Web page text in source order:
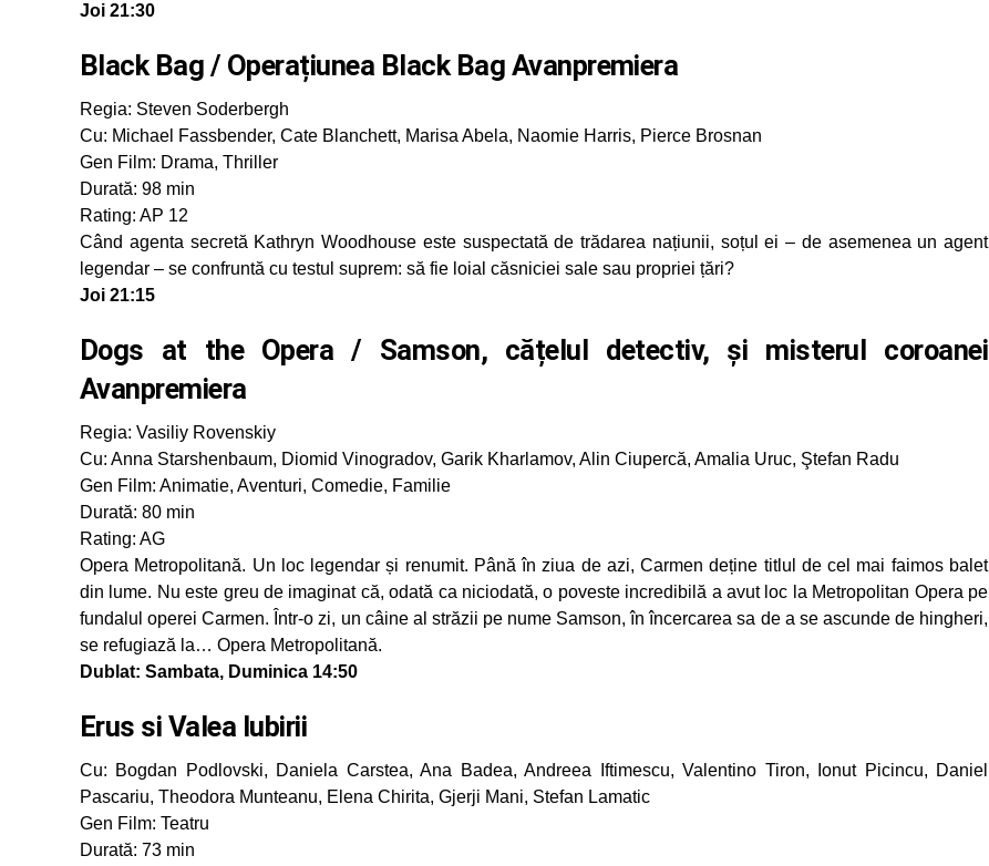
Joi 21:30
Black Bag / Operațiunea Black Bag Avanpremiera
Regia: Steven Soderbergh
Cu: Michael Fassbender, Cate Blanchett, Marisa Abela, Naomie Harris, Pierce Brosnan
Gen Film: Drama, Thriller
Durată: 98 min
Rating: AP 12
Când agenta secretă Kathryn Woodhouse este suspectată de trădarea națiunii, soțul ei – de asemenea un agent
legendar – se confruntă cu testul suprem: să fie loial căsniciei sale sau propriei țări?
Joi 21:15
Dogs at the Opera / Samson, cățelul detectiv, și misterul coroanei
Avanpremiera
Regia: Vasiliy Rovenskiy
Cu: Anna Starshenbaum, Diomid Vinogradov, Garik Kharlamov, Alin Ciupercă, Amalia Uruc, Ştefan Radu
Gen Film: Animatie, Aventuri, Comedie, Familie
Durată: 80 min
Rating: AG
Opera Metropolitană. Un loc legendar și renumit. Până în ziua de azi, Carmen deține titlul de cel mai faimos balet
din lume. Nu este greu de imaginat că, odată ca niciodată, o poveste incredibilă a avut loc la Metropolitan Opera pe
fundalul operei Carmen. Într-o zi, un câine al străzii pe nume Samson, în încercarea sa de a se ascunde de hingheri,
se refugiază la… Opera Metropolitană.
Dublat: Sambata, Duminica 14:50
Erus si Valea Iubirii
Cu: Bogdan Podlovski, Daniela Carstea, Ana Badea, Andreea Iftimescu, Valentino Tiron, Ionut Picincu, Daniel
Pascariu, Theodora Munteanu, Elena Chirita, Gjerji Mani, Stefan Lamatic
Gen Film: Teatru
Durată: 73 min